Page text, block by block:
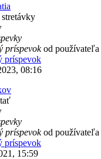
príspevokod používateľa
príspevok
08:16
príspevokod používateľa
príspevok
15:59